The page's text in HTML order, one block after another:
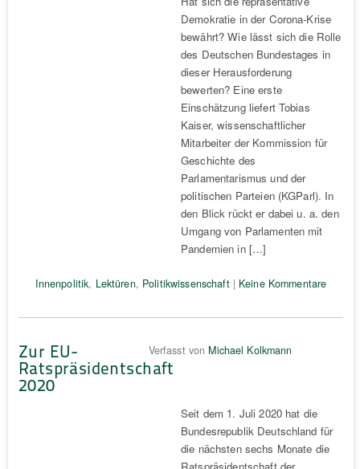
Demokratie in der Corona-Krise
bewährt? Wie lässt sich die Rolle
des Deutschen Bundestages in
dieser Herausforderung
bewerten? Eine erste
Einschätzung liefert Tobias
Kaiser, wissenschaftlicher
Mitarbeiter der Kommission für
Geschichte des
Parlamentarismus und der
politischen Parteien (KGParl). In
den Blick rückt er dabei u. a. den
Umgang von Parlamenten mit
Pandemien in […]
Innenpolitik, Lektüren, Politikwissenschaft| Keine Kommentare
Zur EU-
Ratspräsidentschaft
2020
Verfasst von Michael Kolkmann
Seit dem 1. Juli 2020 hat die
Bundesrepublik Deutschland für
die nächsten sechs Monate die